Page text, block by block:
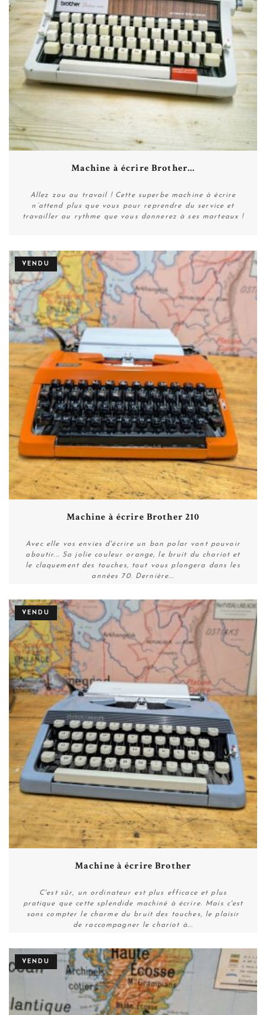
Plus de détails
Machine à écrire Brother...
Allez zou au travail ! Cette superbe machine à écrire
n’attend plus que vous pour reprendre du service et
travailler au rythme que vous donnerez à ses marteaux !
Plus de détails
VENDU
Machine à écrire Brother 210
Avec elle vos envies d'écrire un bon polar vont pouvoir
aboutir... Sa jolie couleur orange, le bruit du chariot et
le claquement des touches, tout vous plongera dans les
années 70. Dernière...
Plus de détails
VENDU
Machine à écrire Brother
C'est sûr, un ordinateur est plus efficace et plus
pratique que cette splendide machiné à écrire. Mais c'est
sans compter le charme du bruit des touches, le plaisir
de raccompagner le chariot à...
VENDU